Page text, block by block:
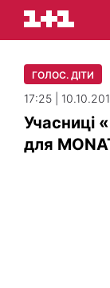
ГОЛОС. ДІТИ
17:25 |
Учасниці
для